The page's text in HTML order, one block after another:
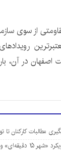
از سوی
در آن،
مطالبات کارکنان
ایرانی-اسلامی